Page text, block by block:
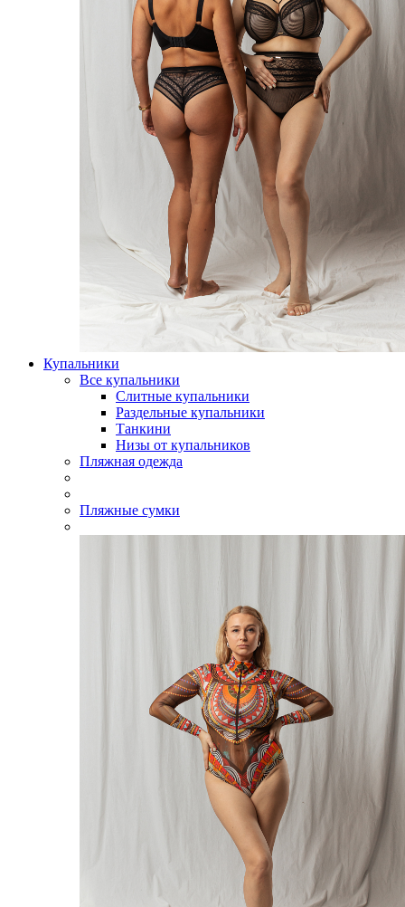
Купальники
Все купальники
Слитные купальники
Раздельные купальники
Танкини
Низы от купальников
Пляжная одежда
Пляжные сумки